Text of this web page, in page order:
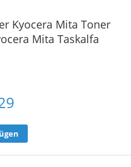
Kyocera Mita Toner
Mita Taskalfa